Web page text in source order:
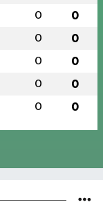
0 0
0 0
0 0
0 0
0 0